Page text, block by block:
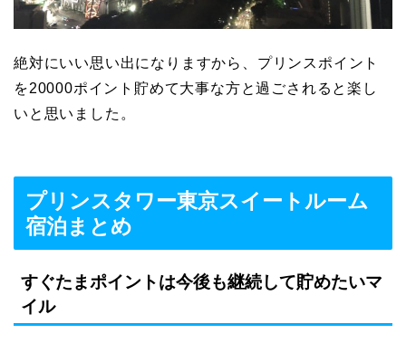
絶対にいい思い出になりますから、プリンスポイント
を20000ポイント貯めて大事な方と過ごされると楽し
いと思いました。
プリンスタワー東京スイートルーム
宿泊まとめ
すぐたまポイントは今後も継続して貯めたいマ
イル